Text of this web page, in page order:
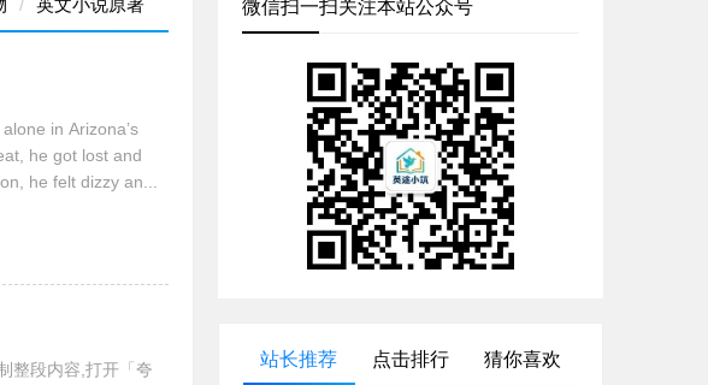
英文小说原著
in Arizona’s
he got lost and
he felt dizzy an...
整段内容,打开「夸
微信扫一扫关注本站公众号
站长推荐 点击排行 猜你喜欢